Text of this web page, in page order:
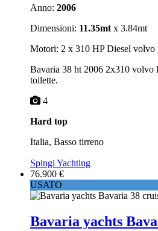
Anno: 2006
Dimensioni: 11.35mt x 3.84mt
Motori: 2 x 310 HP Diesel volvo
Bavaria 38 ht 2006 2x310 volvo
toilette.
4
Hard top
Italia, Basso tirreno
Spingi Yachting
76.900 €
USATO
Bavaria yachts